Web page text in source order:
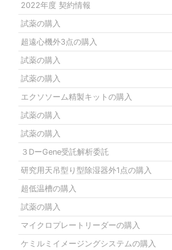
2022年度 契約情報
試薬の購入
超遠心機外3点の購入
試薬の購入
試薬の購入
エクソソーム精製キットの購入
試薬の購入
試薬の購入
３DーGene受託解析委託
研究用天吊型り型除湿器外1点の購入
超低温槽の購入
試薬の購入
マイクロプレートリーダーの購入
ケミルミイメージングシステムの購入